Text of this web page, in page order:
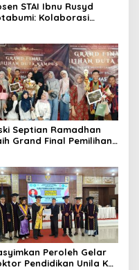
STAI Ibnu Rusyd
Kolaborasi
Septian Ramadhan
Grand Final Pemilihan
Lampung
Peroleh Gelar
Pendidikan Unila Ke-